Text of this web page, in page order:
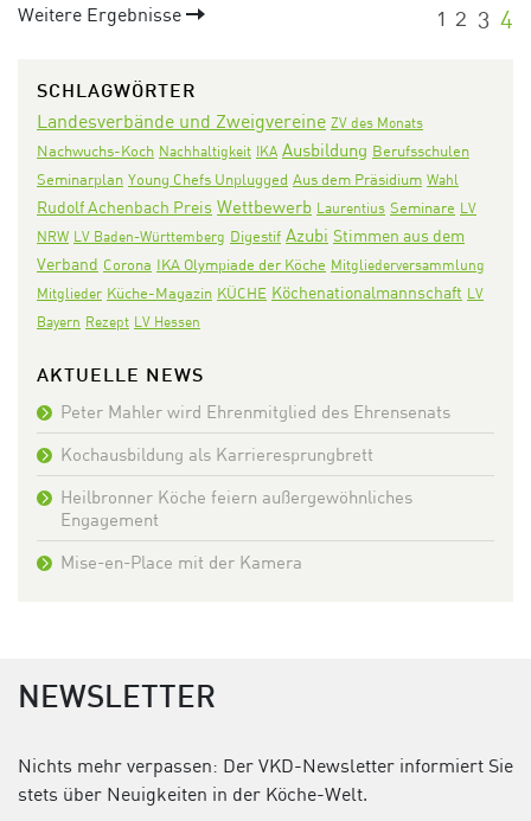
Weitere Ergebnisse 1 2 3 4
SCHLAGWÖRTER
Landesverbände und Zweigvereine ZV des Monats
Nachwuchs-Koch Nachhaltigkeit IKA Ausbildung Berufsschulen
Seminarplan Young Chefs Unplugged Aus dem Präsidium Wahl
Rudolf Achenbach Preis Wettbewerb Laurentius Seminare LV
NRW LV Baden-Württemberg Digestif Azubi Stimmen aus dem
Verband Corona IKA Olympiade der Köche Mitgliederversammlung
Mitglieder Küche-Magazin KÜCHE Köchenationalmannschaft LV
Bayern Rezept LV Hessen
AKTUELLE NEWS
Peter Mahler wird Ehrenmitglied des Ehrensenats
Kochausbildung als Karrieresprungbrett
Heilbronner Köche feiern außergewöhnliches
Engagement
Mise-en-Place mit der Kamera
NEWSLETTER
Nichts mehr verpassen: Der VKD-Newsletter informiert Sie
stets über Neuigkeiten in der Köche-Welt.